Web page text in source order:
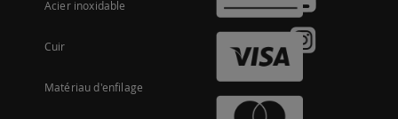
Acier inoxidable
Cuir
Matériau d'enfilage